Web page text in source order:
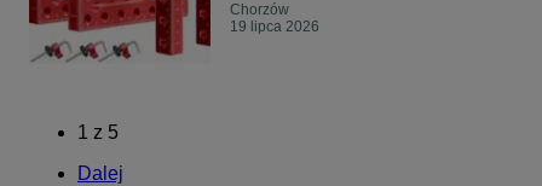
Chorzów
19 lipca 2026
1 z 5
Dalej